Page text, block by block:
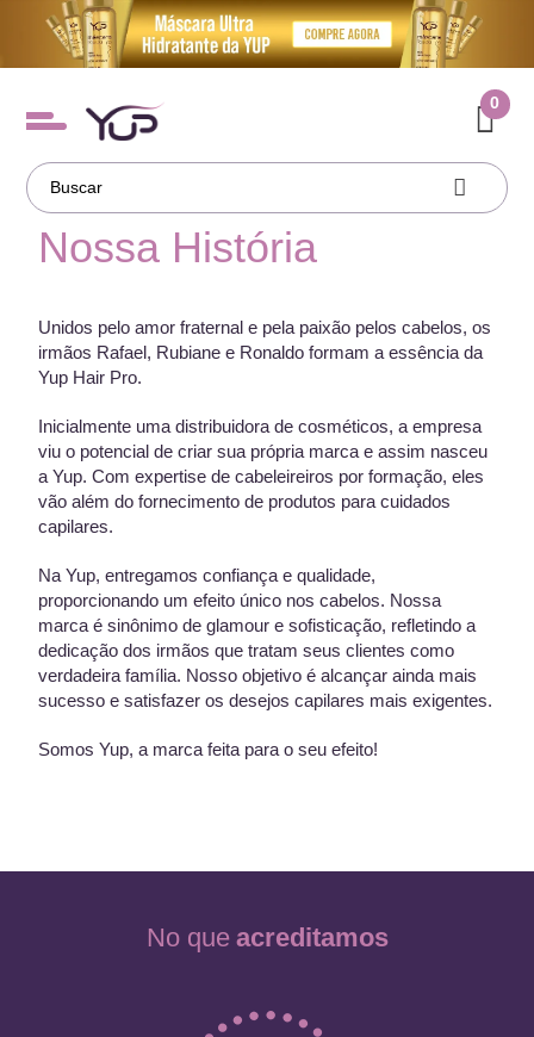
0
Nossa História
Unidos pelo amor fraternal e pela paixão pelos cabelos, os
irmãos Rafael, Rubiane e Ronaldo formam a essência da
Yup Hair Pro.
Inicialmente uma distribuidora de cosméticos, a empresa
viu o potencial de criar sua própria marca e assim nasceu
a Yup. Com expertise de cabeleireiros por formação, eles
vão além do fornecimento de produtos para cuidados
capilares.
Na Yup, entregamos confiança e qualidade,
proporcionando um efeito único nos cabelos. Nossa
marca é sinônimo de glamour e sofisticação, refletindo a
dedicação dos irmãos que tratam seus clientes como
verdadeira família. Nosso objetivo é alcançar ainda mais
sucesso e satisfazer os desejos capilares mais exigentes.
Somos Yup, a marca feita para o seu efeito!
No que acreditamos